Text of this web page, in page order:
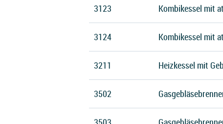
3123 Kombikessel mit
3124 Kombikessel mit
3211 Heizkessel mit
3502